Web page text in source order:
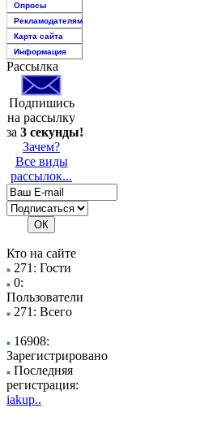
Опросы
Рекламодателям
Карта сайта
Информация
Рассылка
Подпишись
на рассылку
за 3 секунды!
Зачем?
Все виды
рассылок...
Кто на сайте
271: Гости
0:
Пользователи
271: Всего
16908:
Зарегистрировано
Последняя
регистрация:
iakup..